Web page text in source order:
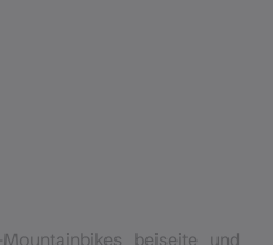
beiseite und